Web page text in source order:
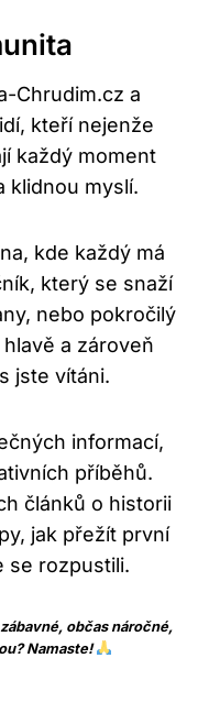
Chrudim.cz a
kteří nejenže
každý moment
klidnou myslí.
kde každý má
který se snaží
nebo pokročilý
a zároveň
jste vítáni.
informací,
příběhů.
článků o historii
jak přežít první
se rozpustili.
občas náročné,
Namaste!